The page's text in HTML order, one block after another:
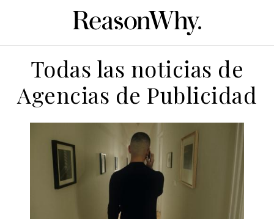
Todas las noticias de
Agencias de Publicidad